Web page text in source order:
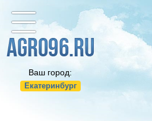
Ваш город:
Екатеринбург